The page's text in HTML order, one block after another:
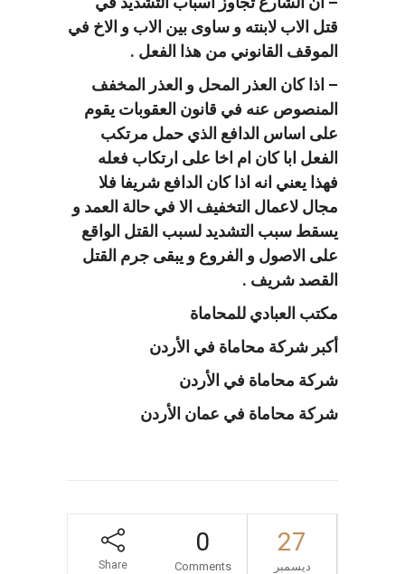
قتل الاب لابنته و ساوى بين الاب و الاخ في
الموقف القانوني من هذا الفعل .
– اذا كان العذر المحل و العذر المخفف
المنصوص عنه في قانون العقوبات يقوم
على اساس الدافع الذي حمل مرتكب
الفعل ابا كان ام اخا على ارتكاب فعله
فهذا يعني انه اذا كان الدافع شريفا فلا
مجال لاعمال التخفيف الا في حالة العمد و
يسقط سبب التشديد لسبب القتل الواقع
على الاصول و الفروع و يبقى جرم القتل
القصد شريف .
مكتب العبادي للمحاماة
أكبر شركة محاماة في الأردن
شركة محاماة في الأردن
شركة محاماة في عمان الأردن
27
ديسمبر
0
Comments
Share